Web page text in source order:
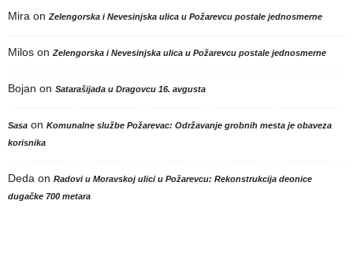
Mira on Zelengorska i Nevesinjska ulica u Požarevcu postale jednosmerne
Milos on Zelengorska i Nevesinjska ulica u Požarevcu postale jednosmerne
Bojan on Satarašijada u Dragovcu 16. avgusta
Sasa on Komunalne službe Požarevac: Održavanje grobnih mesta je obaveza
korisnika
Deda on Radovi u Moravskoj ulici u Požarevcu: Rekonstrukcija deonice
dugačke 700 metara